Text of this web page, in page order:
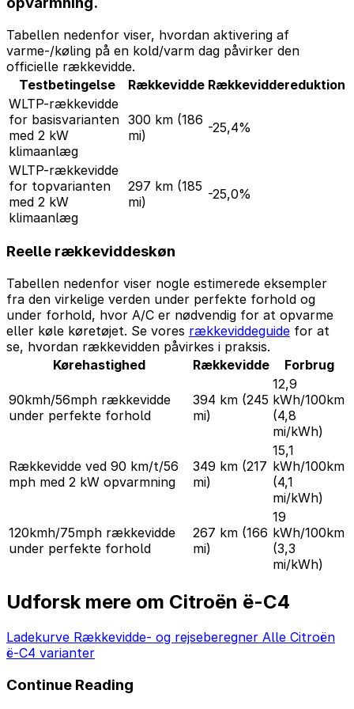
Tabellen nedenfor viser, hvordan aktivering af
varme-/køling på en kold/varm dag påvirker den
officielle rækkevidde.
Testbetingelse
Rækkevidde Rækkeviddereduktion
WLTP-rækkevidde
for basisvarianten
med 2 kW
klimaanlæg
300 km (186
mi)
-25,4%
WLTP-rækkevidde
for topvarianten
med 2 kW
klimaanlæg
297 km (185
mi)
-25,0%
Reelle rækkeviddeskøn
Tabellen nedenfor viser nogle estimerede eksempler
fra den virkelige verden under perfekte forhold og
under forhold, hvor A/C er nødvendig for at opvarme
eller køle køretøjet. Se vores rækkeviddeguide for at
se, hvordan rækkevidden påvirkes i praksis.
Kørehastighed
Rækkevidde Forbrug
90kmh/56mph rækkevidde
under perfekte forhold
394 km (245
mi)
12,9
kWh/100km
(4,8
mi/kWh)
Rækkevidde ved 90 km/t/56
mph med 2 kW opvarmning
349 km (217
mi)
15,1
kWh/100km
(4,1
mi/kWh)
120kmh/75mph rækkevidde
under perfekte forhold
267 km (166
mi)
19
kWh/100km
(3,3
mi/kWh)
Udforsk mere om Citroën ë-C4
Ladekurve Rækkevidde- og rejseberegner Alle Citroën
ë-C4 varianter
Continue Reading